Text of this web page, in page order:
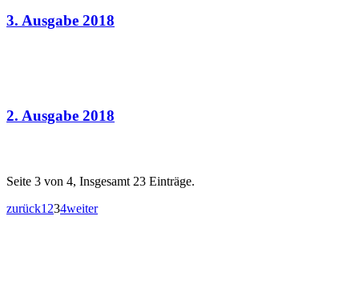
3. Ausgabe 2018
2. Ausgabe 2018
Seite 3 von 4, Insgesamt 23 Einträge.
zurück1 234weiter